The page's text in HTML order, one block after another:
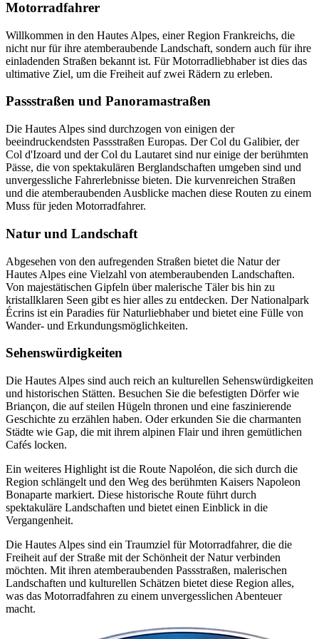
Motorradfahrer
Willkommen in den Hautes Alpes, einer Region Frankreichs, die
nicht nur für ihre atemberaubende Landschaft, sondern auch für ihre
einladenden Straßen bekannt ist. Für Motorradliebhaber ist dies das
ultimative Ziel, um die Freiheit auf zwei Rädern zu erleben.
Passstraßen und Panoramastraßen
Die Hautes Alpes sind durchzogen von einigen der
beeindruckendsten Passstraßen Europas. Der Col du Galibier, der
Col d'Izoard und der Col du Lautaret sind nur einige der berühmten
Pässe, die von spektakulären Berglandschaften umgeben sind und
unvergessliche Fahrerlebnisse bieten. Die kurvenreichen Straßen
und die atemberaubenden Ausblicke machen diese Routen zu einem
Muss für jeden Motorradfahrer.
Natur und Landschaft
Abgesehen von den aufregenden Straßen bietet die Natur der
Hautes Alpes eine Vielzahl von atemberaubenden Landschaften.
Von majestätischen Gipfeln über malerische Täler bis hin zu
kristallklaren Seen gibt es hier alles zu entdecken. Der Nationalpark
Écrins ist ein Paradies für Naturliebhaber und bietet eine Fülle von
Wander- und Erkundungsmöglichkeiten.
Sehenswürdigkeiten
Die Hautes Alpes sind auch reich an kulturellen Sehenswürdigkeiten
und historischen Stätten. Besuchen Sie die befestigten Dörfer wie
Briançon, die auf steilen Hügeln thronen und eine faszinierende
Geschichte zu erzählen haben. Oder erkunden Sie die charmanten
Städte wie Gap, die mit ihrem alpinen Flair und ihren gemütlichen
Cafés locken.
Ein weiteres Highlight ist die Route Napoléon, die sich durch die
Region schlängelt und den Weg des berühmten Kaisers Napoleon
Bonaparte markiert. Diese historische Route führt durch
spektakuläre Landschaften und bietet einen Einblick in die
Vergangenheit.
Die Hautes Alpes sind ein Traumziel für Motorradfahrer, die die
Freiheit auf der Straße mit der Schönheit der Natur verbinden
möchten. Mit ihren atemberaubenden Passstraßen, malerischen
Landschaften und kulturellen Schätzen bietet diese Region alles,
was das Motorradfahren zu einem unvergesslichen Abenteuer
macht.